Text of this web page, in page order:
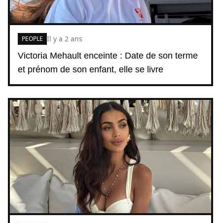
Victoria Mehault enceinte : Date de son terme
et prénom de son enfant, elle se livre
PEOPLE Il y a 2 ans